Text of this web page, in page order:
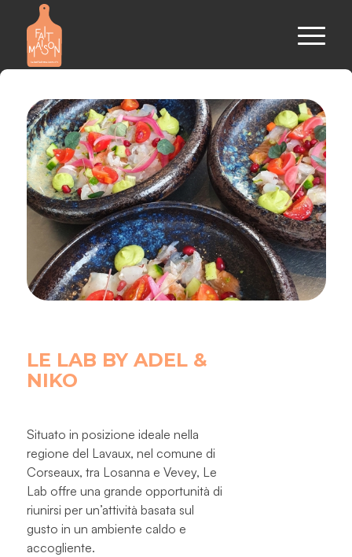
LE LAB BY ADEL &
NIKO
Situato in posizione ideale nella
regione del Lavaux, nel comune di
Corseaux, tra Losanna e Vevey, Le
Lab offre una grande opportunità di
riunirsi per un’attività basata sul
gusto in un ambiente caldo e
accogliente.